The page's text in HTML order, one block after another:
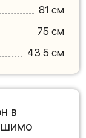
81 см
75 см
43.5 см
в
шимо